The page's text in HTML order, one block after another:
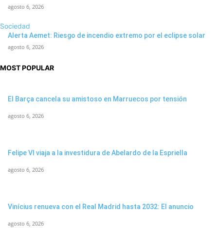
agosto 6, 2026
Sociedad
Alerta Aemet: Riesgo de incendio extremo por el eclipse solar
agosto 6, 2026
MOST POPULAR
El Barça cancela su amistoso en Marruecos por tensión
agosto 6, 2026
Felipe VI viaja a la investidura de Abelardo de la Espriella
agosto 6, 2026
Vinícius renueva con el Real Madrid hasta 2032: El anuncio
agosto 6, 2026